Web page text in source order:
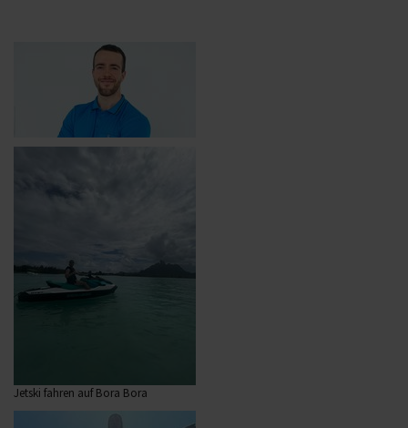
Jetski fahren auf Bora Bora